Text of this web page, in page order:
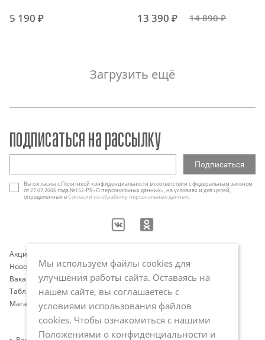
5 190 ₽ 13 390 ₽ 14 890 ₽
Загрузить ещё
Акции
Новости
Вакансии
Таблица размеров
Магазины
Оплата и доставка
Программа лояльности
Публичная оферта
Политика обработки
персональных данных
подписаться на рассылку
Вы согласны с Политикой конфиденциальности в соответствии с федеральным законом
от 27.07.2006 года №152-РЗ «О персональных данных», на условиях и для целей,
определенных вСогласии на обработку персональных данных.
Мы используем файлы cookies для
улучшения работы сайта. Оставаясь на
нашем сайте, вы соглашаетесь с
условиями использования файлов
cookies. Чтобы ознакомиться с нашими
Положениями о конфиденциальности и